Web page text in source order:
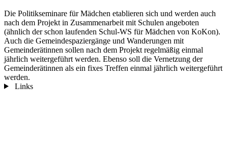
Die Politikseminare für Mädchen etablieren sich und werden auch
nach dem Projekt in Zusammenarbeit mit Schulen angeboten
(ähnlich der schon laufenden Schul-WS für Mädchen von KoKon).
Auch die Gemeindespaziergänge und Wanderungen mit
Gemeinderätinnen sollen nach dem Projekt regelmäßig einmal
jährlich weitergeführt werden. Ebenso soll die Vernetzung der
Gemeinderätinnen als ein fixes Treffen einmal jährlich weitergeführt
werden.
Links